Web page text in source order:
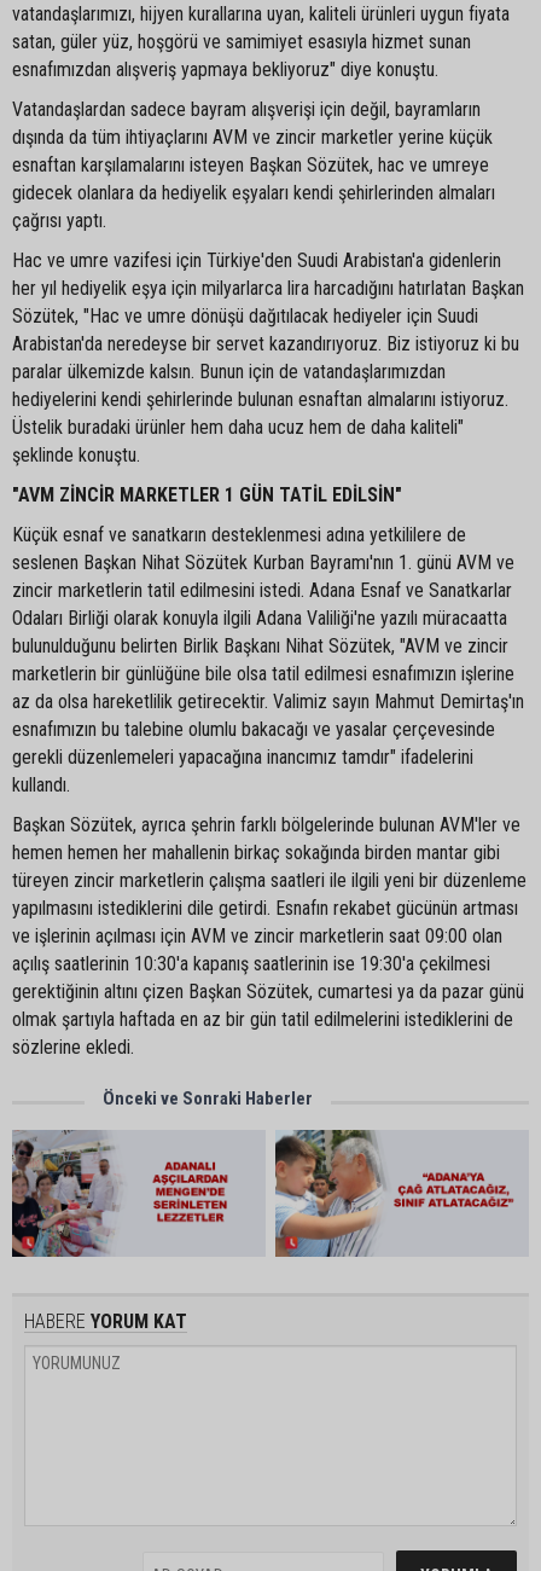
vatandaşlarımızı, hijyen kurallarına uyan, kaliteli ürünleri uygun fiyata
satan, güler yüz, hoşgörü ve samimiyet esasıyla hizmet sunan
esnafımızdan alışveriş yapmaya bekliyoruz" diye konuştu.
Vatandaşlardan sadece bayram alışverişi için değil, bayramların
dışında da tüm ihtiyaçlarını AVM ve zincir marketler yerine küçük
esnaftan karşılamalarını isteyen Başkan Sözütek, hac ve umreye
gidecek olanlara da hediyelik eşyaları kendi şehirlerinden almaları
çağrısı yaptı.
Hac ve umre vazifesi için Türkiye'den Suudi Arabistan'a gidenlerin
her yıl hediyelik eşya için milyarlarca lira harcadığını hatırlatan Başkan
Sözütek, "Hac ve umre dönüşü dağıtılacak hediyeler için Suudi
Arabistan'da neredeyse bir servet kazandırıyoruz. Biz istiyoruz ki bu
paralar ülkemizde kalsın. Bunun için de vatandaşlarımızdan
hediyelerini kendi şehirlerinde bulunan esnaftan almalarını istiyoruz.
Üstelik buradaki ürünler hem daha ucuz hem de daha kaliteli"
şeklinde konuştu.
"AVM ZİNCİR MARKETLER 1 GÜN TATİL EDİLSİN"
Küçük esnaf ve sanatkarın desteklenmesi adına yetkililere de
seslenen Başkan Nihat Sözütek Kurban Bayramı'nın 1. günü AVM ve
zincir marketlerin tatil edilmesini istedi. Adana Esnaf ve Sanatkarlar
Odaları Birliği olarak konuyla ilgili Adana Valiliği'ne yazılı müracaatta
bulunulduğunu belirten Birlik Başkanı Nihat Sözütek, "AVM ve zincir
marketlerin bir günlüğüne bile olsa tatil edilmesi esnafımızın işlerine
az da olsa hareketlilik getirecektir. Valimiz sayın Mahmut Demirtaş'ın
esnafımızın bu talebine olumlu bakacağı ve yasalar çerçevesinde
gerekli düzenlemeleri yapacağına inancımız tamdır" ifadelerini
kullandı.
Başkan Sözütek, ayrıca şehrin farklı bölgelerinde bulunan AVM'ler ve
hemen hemen her mahallenin birkaç sokağında birden mantar gibi
türeyen zincir marketlerin çalışma saatleri ile ilgili yeni bir düzenleme
yapılmasını istediklerini dile getirdi. Esnafın rekabet gücünün artması
ve işlerinin açılması için AVM ve zincir marketlerin saat 09:00 olan
açılış saatlerinin 10:30'a kapanış saatlerinin ise 19:30'a çekilmesi
gerektiğinin altını çizen Başkan Sözütek, cumartesi ya da pazar günü
olmak şartıyla haftada en az bir gün tatil edilmelerini istediklerini de
sözlerine ekledi.
Önceki ve Sonraki Haberler
HABERE YORUM KAT